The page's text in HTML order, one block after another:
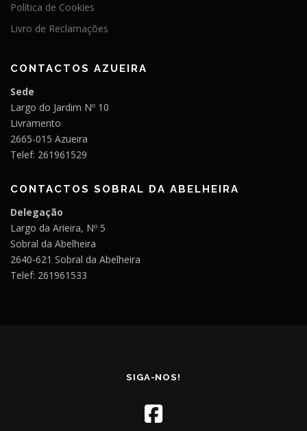
Política de Cookies
Livro de Reclamações
CONTACTOS AZUEIRA
Sede
Largo do Jardim Nº 10
Livramento
2665-015 Azueira
Telef: 261961529
CONTACTOS SOBRAL DA ABELHEIRA
Delegação
Largo da Arieira, Nº 5
Sobral da Abelheira
2640-621 Sobral da Abelheira
Telef: 261961533
SIGA-NOS!